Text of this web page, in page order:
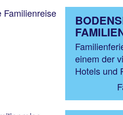
einem der
Hotels und